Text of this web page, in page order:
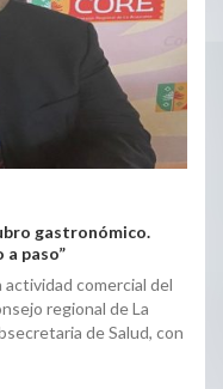
gastronómico.
a paso”
comercial del
regional de La
de Salud, con